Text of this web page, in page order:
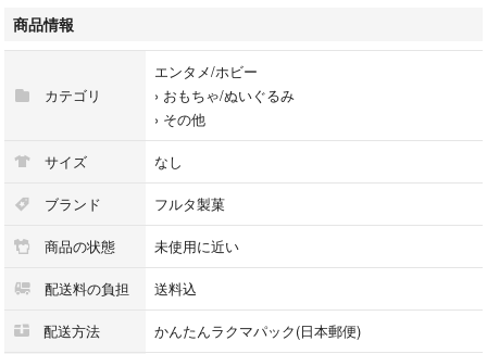
#チョコエッグ
#名探偵コナン
商品情報
カテゴリ
エンタメ/ホビー
› おもちゃ/ぬいぐるみ
› その他
サイズ なし
ブランド フルタ製菓
商品の状態 未使用に近い
配送料の負担 送料込
配送方法 かんたんラクマパック(日本郵便)